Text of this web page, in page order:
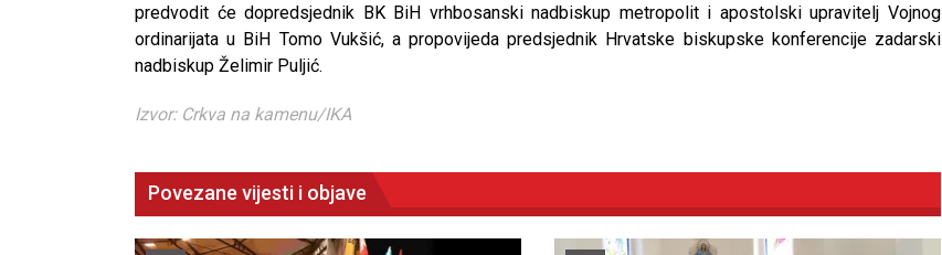
predvodit će dopredsjednik BK BiH vrhbosanski nadbiskup metropolit i apostolski upravitelj Vojnog
ordinarijata u BiH Tomo Vukšić, a propovijeda predsjednik Hrvatske biskupske konferencije zadarski
nadbiskup Želimir Puljić.
Izvor: Crkva na kamenu/IKA
Povezane vijesti i objave